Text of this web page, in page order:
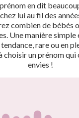
en dit
lui au fil des
combien de bébés
Une manière
rare ou en
choisir un prénom qui
envies !